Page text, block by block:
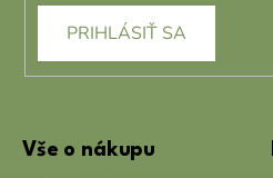
PRIHLÁSIŤ SA
Vše o nákupu